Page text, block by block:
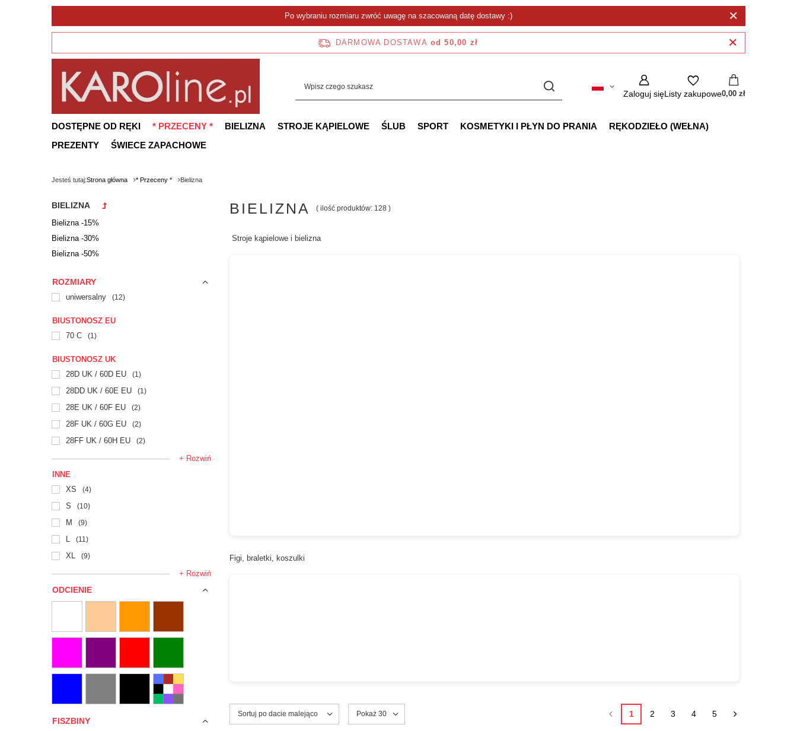
Po wybraniu rozmiaru zwróć uwagę na szacowaną datę dostawy :)
DARMOWA DOSTAWA od 50,00 zł
Zaloguj sięListy zakupowe0,00 zł
DOSTĘPNE OD RĘKI * PRZECENY * BIELIZNA STROJE KĄPIELOWE ŚLUB SPORT KOSMETYKI I PŁYN DO PRANIA
RĘKODZIEŁO (WEŁNA)
PREZENTY
ŚWIECE ZAPACHOWE
Jesteś tutaj:Strona główna * Przeceny * Bielizna
BIELIZNA
Bielizna -15%
Bielizna -30%
Bielizna -50%
ROZMIARY
uniwersalny 12
BIUSTONOSZ EU
70 C
1
BIUSTONOSZ UK
28D UK / 60D EU
1
28DD UK / 60E EU 1
28E UK / 60F EU 2
28F UK / 60G EU 2
28FF UK / 60H EU 2
+ Rozwiń
INNE
XS
4
S 10
M 9
L 11
XL 9
+ Rozwiń
ODCIENIE
FISZBINY
BIELIZNA ( ilość produktów: 128 )
Stroje kąpielowe i bielizna
Figi, braletki, koszulki
Zmień sortowanie
Sortuj po dacie malejąco Zmień ilość wyświetlanych produktów
Pokaż 30 1 2 3 4 5